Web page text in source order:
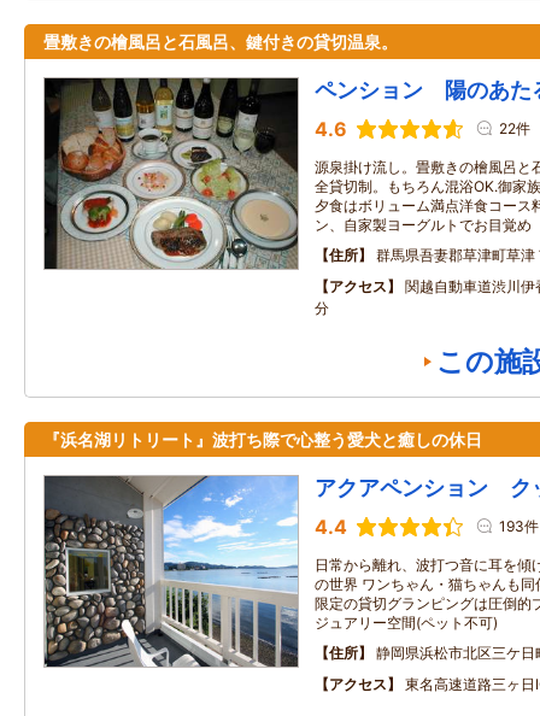
畳敷きの檜風呂と石風呂、鍵付きの貸切温泉。
ペンション 陽のあた
4.6 22件
源泉掛け流し。畳敷きの檜風呂と
全貸切制。もちろん混浴OK.御家
夕食はボリューム満点洋食コース
ン、自家製ヨーグルトでお目覚め
住所
群馬県吾妻郡草津町草津
アクセス
関越自動車道渋川
分
この施
『浜名湖リトリート』波打ち際で心整う愛犬と癒しの休日
アクアペンション ク
4.4 193件
日常から離れ、波打つ音に耳を傾
の世界 ワンちゃん・猫ちゃんも
限定の貸切グランピングは圧倒的
ジュアリー空間(ペット不可)
住所
静岡県浜松市北区三ケ
アクセス
東名高速道路三ヶ